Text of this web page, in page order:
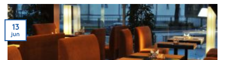
13
jun